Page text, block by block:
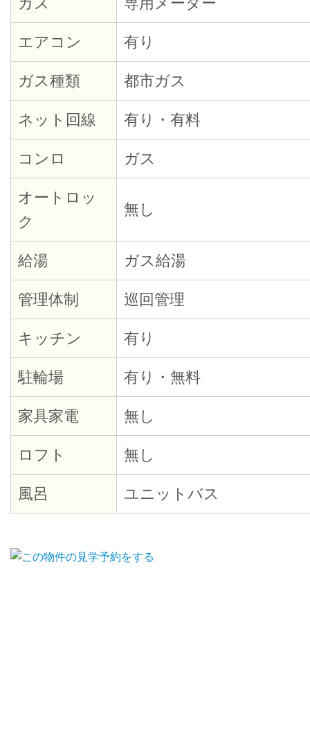
エアコン 有り
ガス種類 都市ガス
ネット回線 有り・有料
コンロ ガス
オートロッ
ク
無し
給湯 ガス給湯
管理体制 巡回管理
キッチン 有り
駐輪場 有り・無料
家具家電 無し
ロフト 無し
風呂 ユニットバス